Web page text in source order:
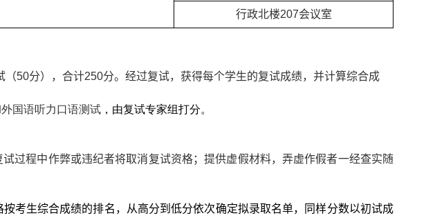
行政北楼207会议室
（50分），合计250分。经过复试，获得每个学生的复试成绩，并计算综合成
外国语听力口语测试，由复试专家组打分。
过程中作弊或违纪者将取消复试资格；提供虚假材料，弄虚作假者一经查实随
按考生综合成绩的排名， 从高分到低分依次确定拟录取名单，
同样分数以初试成